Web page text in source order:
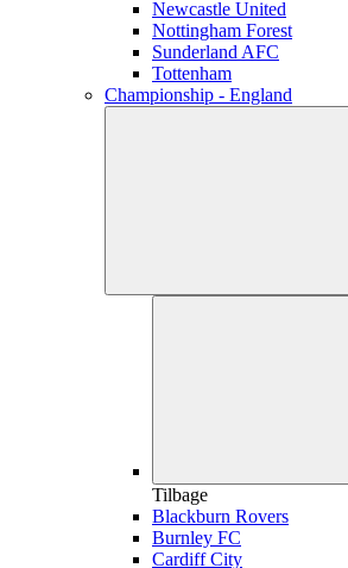
Newcastle United
Nottingham Forest
Sunderland AFC
Tottenham
Championship - England
Tilbage
Blackburn Rovers
Burnley FC
Cardiff City